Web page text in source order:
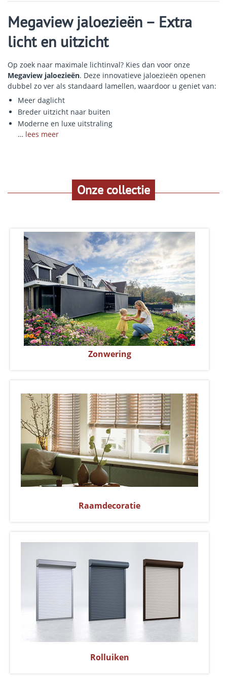
Megaview jaloezieën – Extra
licht en uitzicht
Op zoek naar maximale lichtinval? Kies dan voor onze
Megaview jaloezieën. Deze innovatieve jaloezieën openen
dubbel zo ver als standaard lamellen, waardoor u geniet van:
Meer daglicht
Breder uitzicht naar buiten
Moderne en luxe uitstraling
… lees meer
Onze collectie
Zonwering
Raamdecoratie
Rolluiken